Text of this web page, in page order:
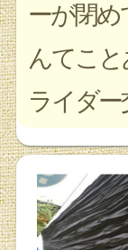
ーが閉
んてこ
ライダー